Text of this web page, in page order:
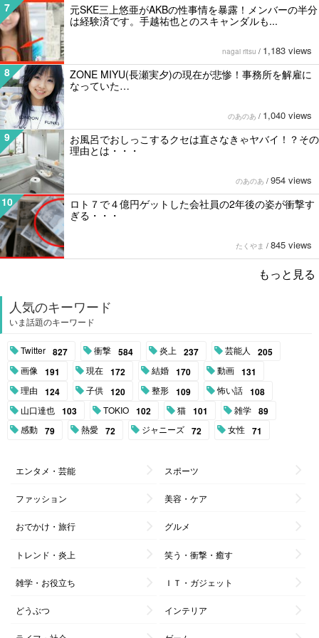
7
元SKE三上悠亜がAKBの性事情を暴露！メンバーの半分
は経験済です。手越祐也とのスキャンダルも...
nagai ritsu / 1,183 views
8
ZONE MIYU(長瀬実夕)の現在が悲惨！事務所を解雇に
なっていた…
のあのあ / 1,040 views
9
お風呂でおしっこするクセは直さなきゃヤバイ！？その
理由とは・・・
のあのあ / 954 views
10
ロト７で４億円ゲットした会社員の2年後の姿が衝撃す
ぎる・・・
たくやま / 845 views
もっと見る
人気のキーワード
いま話題のキーワード
Twitter 827 衝撃 584 炎上 237 芸能人 205
画像 191 現在 172 結婚 170 動画 131
理由 124 子供 120 整形 109 怖い話 108
山口達也 103 TOKIO 102 猫 101 雑学 89
感動 79 熱愛 72 ジャニーズ 72 女性 71
エンタメ・芸能 スポーツ
ファッション 美容・ケア
おでかけ・旅行 グルメ
トレンド・炎上 笑う・衝撃・癒す
雑学・お役立ち ＩＴ・ガジェット
どうぶつ インテリア